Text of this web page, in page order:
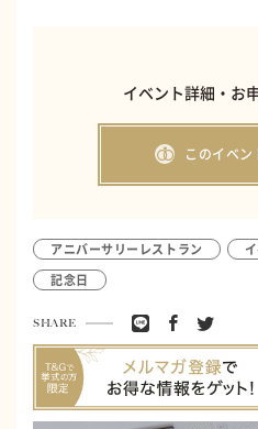
イベント詳細・お
このイベ
アニバーサリーレストラン
記念日
SHARE